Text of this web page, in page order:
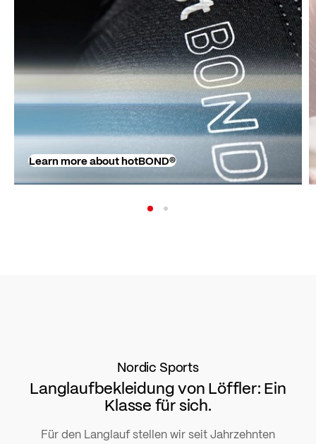
Learn more about hotBOND®
Nordic Sports
Langlaufbekleidung von Löffler: Ein
Klasse für sich.
Für den Langlauf stellen wir seit Jahrzehnten